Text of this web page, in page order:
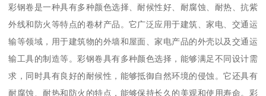
彩钢卷是一种具有多种颜色选择、耐候性好、耐腐蚀、耐热、抗紫
外线和防火等特点的卷材产品。它广泛应用于建筑、家电、交通运
输等领域，用于建筑物的外墙和屋面、家电产品的外壳以及交通运
输工具的制造等。彩钢卷具有多种颜色选择，能够满足不同设计需
求，同时具有良好的耐候性，能够抵御自然环境的侵蚀。它还具有
耐腐蚀、耐热和防火的特点，能够保持长久的美观和使用寿命。彩